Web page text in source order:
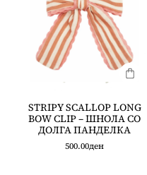
STRIPY SCALLOP LONG
BOW CLIP – ШНОЛА СО
ДОЛГА ПАНДЕЛКА
500.00ден